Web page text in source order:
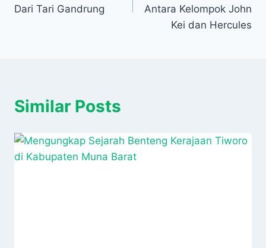
Dari Tari Gandrung
Antara Kelompok John
Kei dan Hercules
Similar Posts